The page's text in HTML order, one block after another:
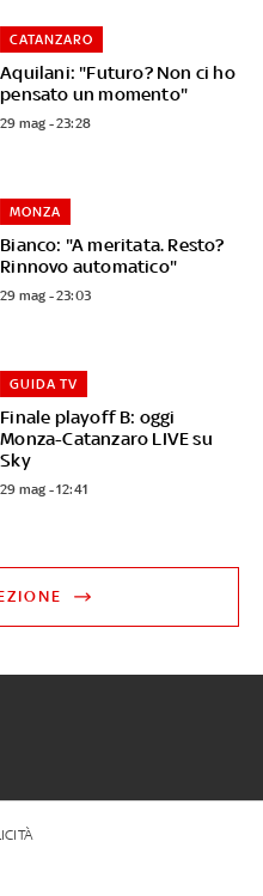
Aquilani: "Futuro? Non ci ho
pensato un momento"
CATANZARO
29 mag - 23:28
Bianco: "A meritata. Resto?
Rinnovo automatico"
MONZA
29 mag - 23:03
Finale playoff B: oggi
Monza-Catanzaro LIVE su
Sky
GUIDA TV
29 mag - 12:41